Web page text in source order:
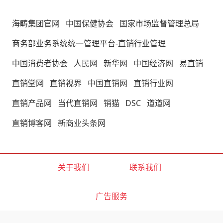
海畴集团官网 中国保健协会 国家市场监督管理总局
商务部业务系统统一管理平台-直销行业管理
中国消费者协会 人民网 新华网 中国经济网 易直销
直销堂网
直销视界 中国直销网
直销行业网
直销产品网
当代直销网 销猫 DSC 道道网
直销博客网 新商业头条网
关于我们 联系我们
广告服务